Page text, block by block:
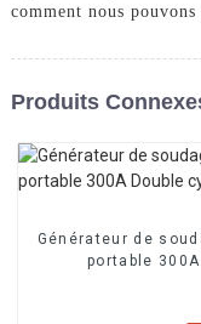
comment nous
Produits
Générateur de
portable